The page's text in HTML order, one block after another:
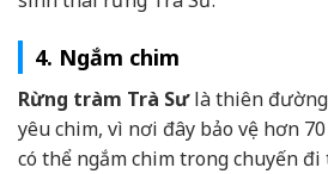
4. Ngắm chim
Rừng tràm Trà Sưlà thiên
yêu chim, vì nơi đây bảo vệ hơn
có thể ngắm chim trong chuyến